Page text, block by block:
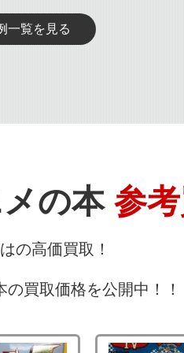
一覧を見る
の本 参
の高価買取！
買取価格を公開中！！